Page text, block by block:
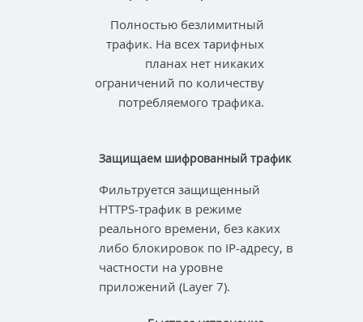
Полностью безлимитный
трафик. На всех тарифных
планах нет никаких
ограничений по количеству
потребляемого трафика.
Защищаем шифрованный трафик
Фильтруется защищенный
HTTPS-трафик в режиме
реального времени, без каких
либо блокировок по IP-адресу, в
частности на уровне
приложений (Layer 7).